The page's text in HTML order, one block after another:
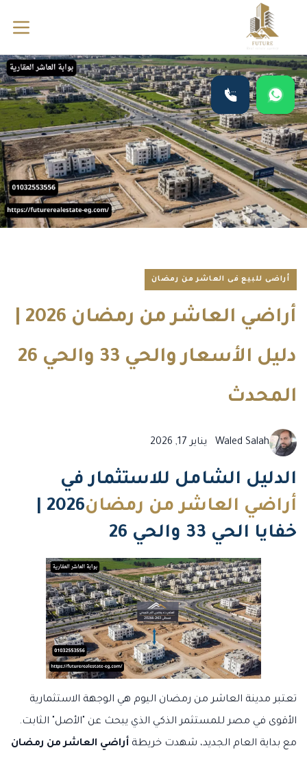
أراضى للبيع فى العاشر من رمضان
دليل الأسعار والحي 33 والحي 26
المحدث
Waled Salah يناير 17, 2026
الدليل الشامل للاستثمار في
أراضي العاشر من رمضان
خفايا الحي 33 والحي 26
تعتبر مدينة العاشر من رمضان اليوم هي الوجهة الاستثمارية
الأقوى في مصر للمستثمر الذكي الذي يبحث عن "الأصل" الثابت.
مع بداية العام الجديد، شهدت خريطة أراضي العاشر من رمضان